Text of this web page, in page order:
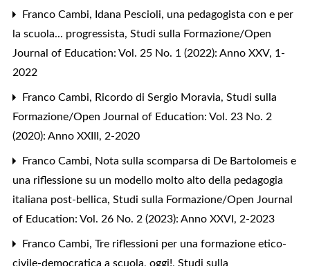
Franco Cambi, Idana Pescioli, una pedagogista con e per
la scuola... progressista, Studi sulla Formazione/Open
Journal of Education: Vol. 25 No. 1 (2022): Anno XXV, 1-
2022
Franco Cambi, Ricordo di Sergio Moravia, Studi sulla
Formazione/Open Journal of Education: Vol. 23 No. 2
(2020): Anno XXIII, 2-2020
Franco Cambi, Nota sulla scomparsa di De Bartolomeis e
una riflessione su un modello molto alto della pedagogia
italiana post-bellica, Studi sulla Formazione/Open Journal
of Education: Vol. 26 No. 2 (2023): Anno XXVI, 2-2023
Franco Cambi, Tre riflessioni per una formazione etico-
civile-democratica a scuola, oggi!, Studi sulla